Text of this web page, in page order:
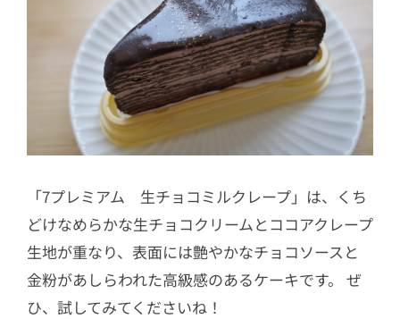
「7プレミアム 生チョコミルクレープ」は、くち
どけなめらかな生チョコクリームとココアクレープ
生地が重なり、表面には艶やかなチョコソースと
金粉があしらわれた高級感のあるケーキです。 ぜ
ひ、試してみてくださいね！